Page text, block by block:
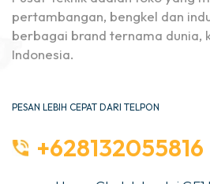
pertambangan, bengkel dan
berbagai brand ternama dunia,
Indonesia.
PESAN LEBIH CEPAT DARI TELPON
+628132055816